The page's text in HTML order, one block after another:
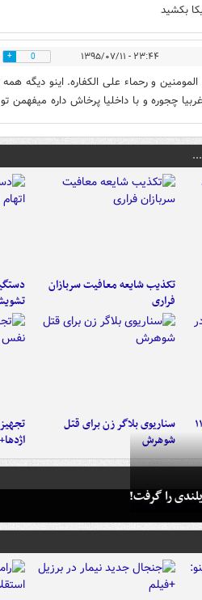
بكشيد
۲۳:۴۴ - ۱۳۹۵/۰۷/۱۱ 0
و رحماء علی الکفاره. اینو دیگه
چجوره و با داخلیا پرخاش داره میفهمن
تکذیب شایعه معافیت سربازان
فراری
موج بارش‌های تابستانه در راه ۱۱
سناریوی بلاگر زن برای قتل
شوهرش
را گرفت!